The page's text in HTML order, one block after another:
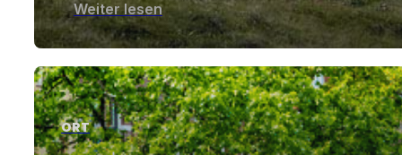
Weiter lesen
ORT